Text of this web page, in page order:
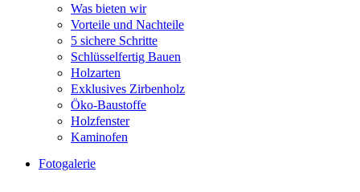
Was bieten wir
Vorteile und Nachteile
5 sichere Schritte
Schlüsselfertig Bauen
Holzarten
Exklusives Zirbenholz
Öko-Baustoffe
Holzfenster
Kaminofen
Fotogalerie